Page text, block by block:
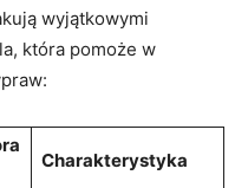
wyjątkowymi
która pomoże w
Charakterystyka